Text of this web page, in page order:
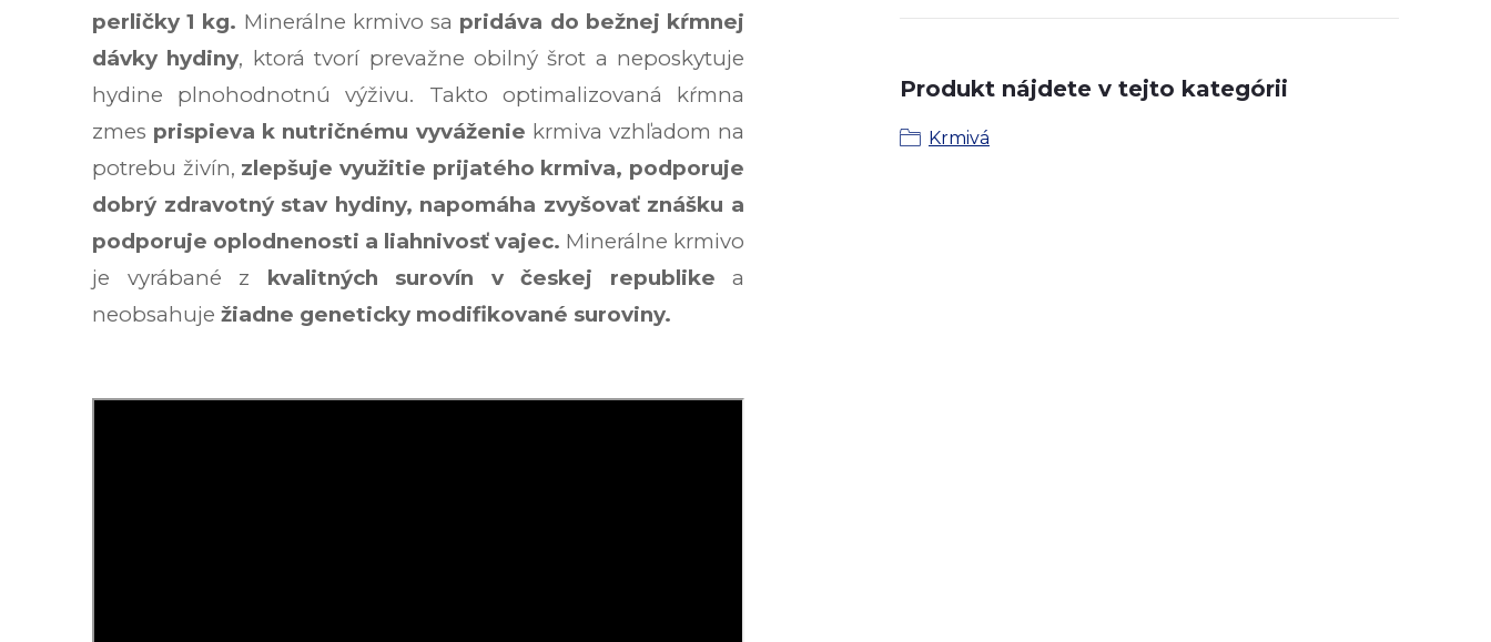
perličky 1 kg. Minerálne krmivo sa pridáva do bežnej kŕmnej
dávky hydiny, ktorá tvorí prevažne obilný šrot a neposkytuje
hydine plnohodnotnú výživu. Takto optimalizovaná kŕmna
zmes prispieva k nutričnému vyváženie krmiva vzhľadom na
potrebu živín, zlepšuje využitie prijatého krmiva, podporuje
dobrý zdravotný stav hydiny, napomáha zvyšovať znášku a
podporuje oplodnenosti a liahnivosť vajec. Minerálne krmivo
je vyrábané z kvalitných surovín v českej republike a
neobsahuje žiadne geneticky modifikované suroviny.
Produkt nájdete v tejto kategórii
Krmivá